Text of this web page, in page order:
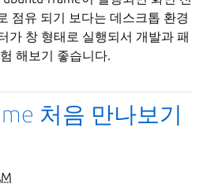
점유 되기 보다는 데스크톱 환경
가 창 형태로 실행되서 개발과 패
해보기 좋습니다.
처음 만나보기